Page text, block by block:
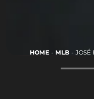
HOME- MLB- JOSÉ